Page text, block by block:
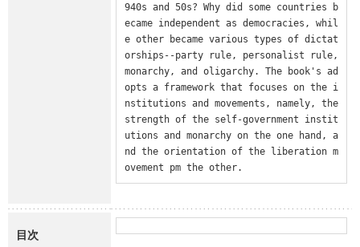
940s and 50s? Why did some countries b
ecame independent as democracies, whil
e other became various types of dictat
orships--party rule, personalist rule,
monarchy, and oligarchy. The book's ad
opts a framework that focuses on the i
nstitutions and movements, namely, the
strength of the self-government instit
utions and monarchy on the one hand, a
nd the orientation of the liberation m
ovement pm the other.
目次